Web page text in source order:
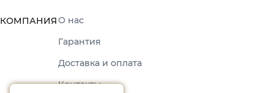
КОМПАНИЯО нас
Гарантия
Доставка и оплата
Контакты